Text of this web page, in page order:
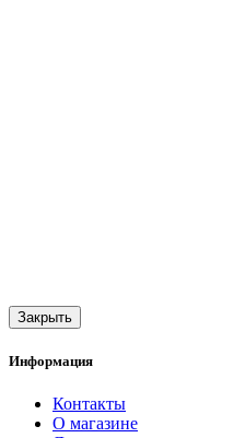
Закрыть
Информация
Контакты
О магазине